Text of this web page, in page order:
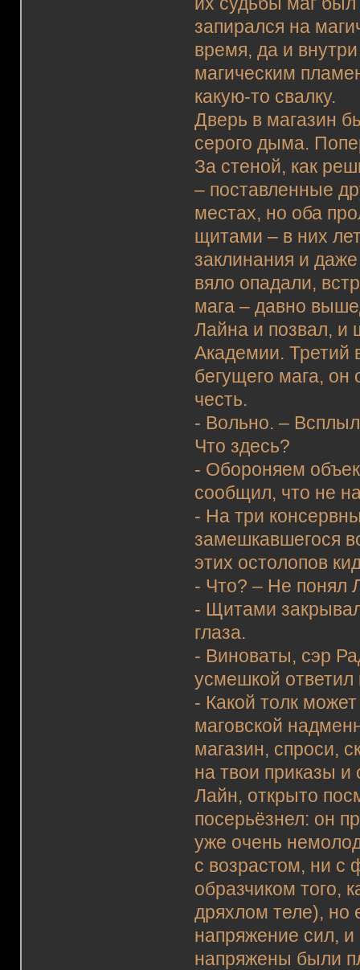
запирался на
время, да и
магическим
какую-то свалку.
Дверь в магазин
серого дыма.
За стеной, как
– поставленные
местах, но оба
щитами – в них
заклинания и
вяло опадали,
мага – давно
Лайна и позвал, и
Академии.
бегущего мага,
честь.
- Вольно. –
Что здесь?
- Обороняем
сообщил, что не
- На три
замешкавшегося
этих остолопов
- Что? – Не понял
- Щитами
глаза.
- Виноваты, сэр
усмешкой ответил
- Какой толк
маговской
магазин, спроси,
на твои приказы
Лайн, открыто
посерьёзнел: он
уже очень
с возрастом, ни с
образчиком того,
дряхлом теле), но
напряжение сил, и
напряжены были